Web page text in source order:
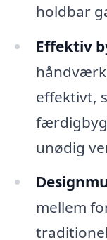
holdbar
Effektiv
effektivt,
unødig
mellem